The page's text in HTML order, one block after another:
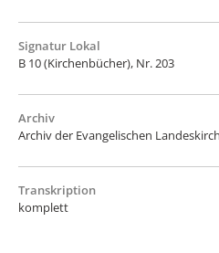
Signatur Lokal
B 10 (Kirchenbücher), Nr. 203
Archiv
Archiv der Evangelischen
Transkription
komplett